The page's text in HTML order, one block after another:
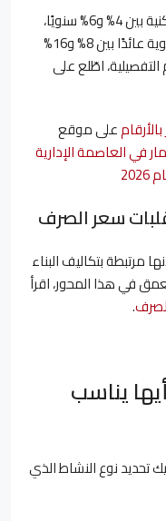
بينما يتراوح العائد الإيجاري للوحدات السكنية بين 4% و6% سنويًا،
تُحقق الوحدات التجارية في المواقع الحيوية عائدًا بين 8% و16%
اطّلع على
على موقع
في العاصمة الإدارية
مرتبطة بتكاليف البناء
في هذا المحور، اقرأ
.
يناسب
تحديد نوع النشاط الذي